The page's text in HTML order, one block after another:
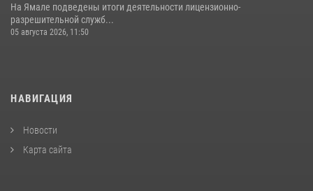
На Ямале подведены итоги деятельности лицензионно-
разрешительной служб...
05 августа 2026, 11:50
НАВИГАЦИЯ
Новости
Карта сайта